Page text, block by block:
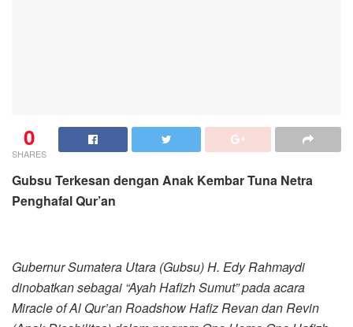
0
SHARES
Gubsu Terkesan dengan Anak Kembar Tuna Netra
Penghafal Qur’an
Gubernur Sumatera Utara (Gubsu) H. Edy Rahmaydi
dinobatkan sebagai “Ayah Hafizh Sumut” pada acara
Miracle of Al Qur’an Roadshow Hafiz Revan dan Revin